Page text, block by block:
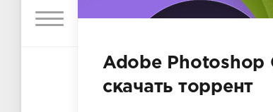
Adobe Photoshop
скачать торрент